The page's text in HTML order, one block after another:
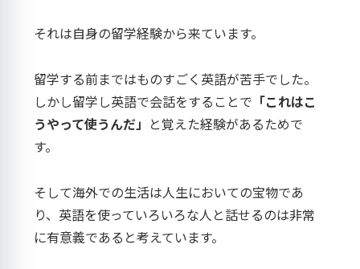
それは自身の留学経験から来ています。
留学する前まではものすごく英語が苦手でした。
しかし留学し英語で会話をすることで 「これはこ
うやって使うんだ」 と覚えた経験があるためで
す。
そして海外での生活は人生においての宝物であ
り、英語を使っていろいろな人と話せるのは非常
に有意義であると考えています。